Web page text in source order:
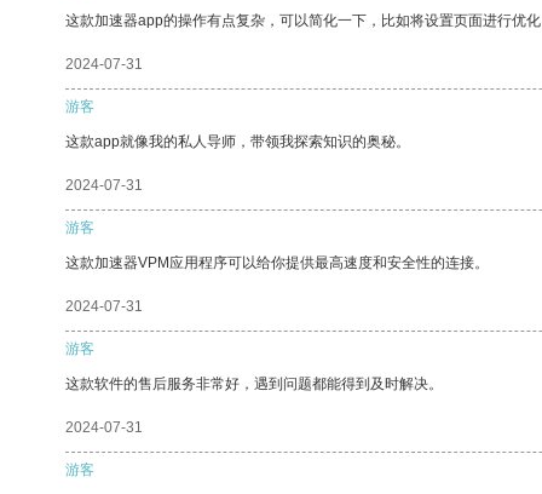
这款加速器app的操作有点复杂，可以简化一下，比如将设置页面进行优
2024-07-31
游客
这款app就像我的私人导师，带领我探索知识的奥秘。
2024-07-31
游客
这款加速器VPM应用程序可以给你提供最高速度和安全性的连接。
2024-07-31
游客
这款软件的售后服务非常好，遇到问题都能得到及时解决。
2024-07-31
游客